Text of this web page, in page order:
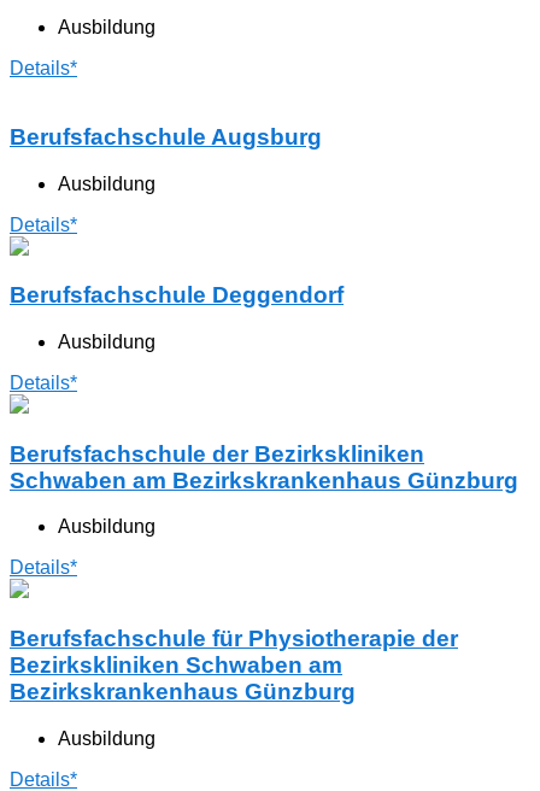
Ausbildung
Details*
Berufsfachschule Augsburg
Ausbildung
Details*
Berufsfachschule Deggendorf
Ausbildung
Details*
Berufsfachschule der Bezirkskliniken
Schwaben am Bezirkskrankenhaus Günzburg
Ausbildung
Details*
Berufsfachschule für Physiotherapie der
Bezirkskliniken Schwaben am
Bezirkskrankenhaus Günzburg
Ausbildung
Details*